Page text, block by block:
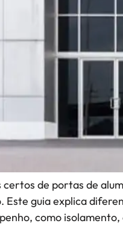
certos de portas de
Este guia explica
como